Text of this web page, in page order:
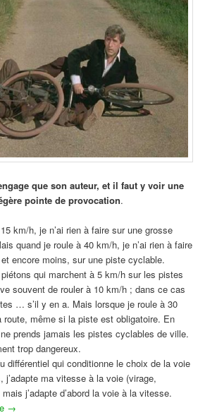
que son auteur, et il faut y voir une
pointe de provocation.
km/h, je n’ai rien à faire sur une grosse
quand je roule à 40 km/h, je n’ai rien à faire
encore moins, sur une piste cyclable.
qui marchent à 5 km/h sur les pistes
souvent de rouler à 10 km/h ; dans ce cas
… s’il y en a. Mais lorsque je roule à 30
route, même si la piste est obligatoire. En
prends jamais les pistes cyclables de ville.
trop dangereux.
différentiel qui conditionne le choix de la voie
j’adapte ma vitesse à la voie (virage,
j’adapte d’abord la voie à la vitesse.
→